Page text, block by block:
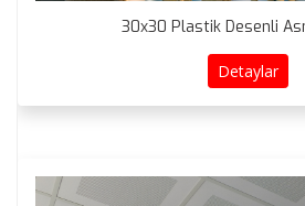
30x30 Plastik Desenli
Detaylar